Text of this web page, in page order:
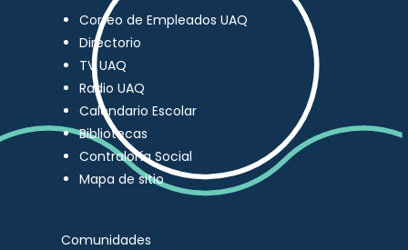
Correo de Empleados UAQ
Directorio
TV UAQ
Radio UAQ
Calendario Escolar
Bibliotecas
Contraloría Social
Mapa de sitio
Comunidades